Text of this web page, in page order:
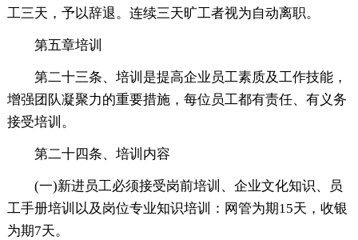
工三天，予以辞退。连续三天旷工者视为自动离职。
第五章培训
第二十三条、培训是提高企业员工素质及工作技能，
增强团队凝聚力的重要措施，每位员工都有责任、有义务
接受培训。
第二十四条、培训内容
(一)新进员工必须接受岗前培训、企业文化知识、员
工手册培训以及岗位专业知识培训：网管为期15天，收银
为期7天。